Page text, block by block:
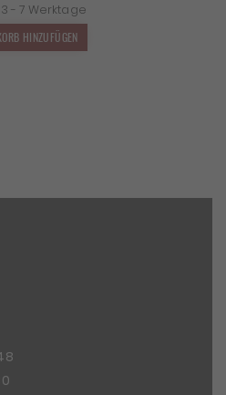
war:
1.499,00 €
ist:
3 - 7 Werktage
HINZUFÜGEN